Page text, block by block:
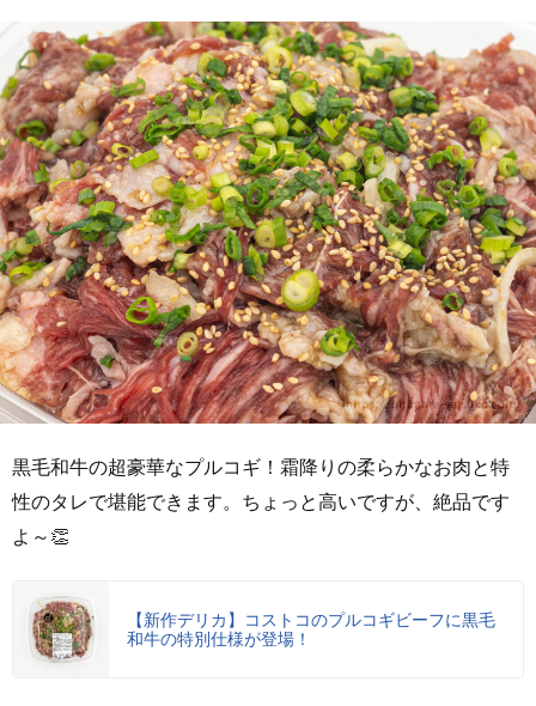
黒毛和牛の超豪華なプルコギ！霜降りの柔らかなお肉と特
性のタレで堪能できます。ちょっと高いですが、絶品です
よ～👏
【新作デリカ】コストコのプルコギビーフに黒毛
和牛の特別仕様が登場！